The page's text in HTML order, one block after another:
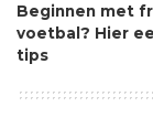
Beginnen met
voetbal? Hier
tips